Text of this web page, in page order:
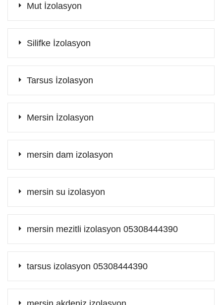
Mut İzolasyon
Silifke İzolasyon
Tarsus İzolasyon
Mersin İzolasyon
mersin dam izolasyon
mersin su izolasyon
mersin mezitli izolasyon 05308444390
tarsus izolasyon 05308444390